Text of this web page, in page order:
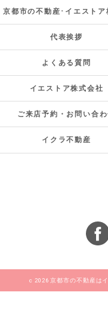
代表挨拶
よくある質問
イエストア株式会社
ご来店予約・お問い合わ
イクラ不動産
c 2026 京都市の不動産は